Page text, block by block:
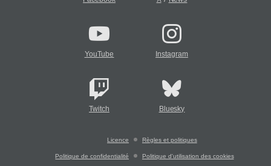
YouTube Instagram
Twitch Bluesky
Licence Règles et politiques
Politique de confidentialité Politique d'utilisation des cookies